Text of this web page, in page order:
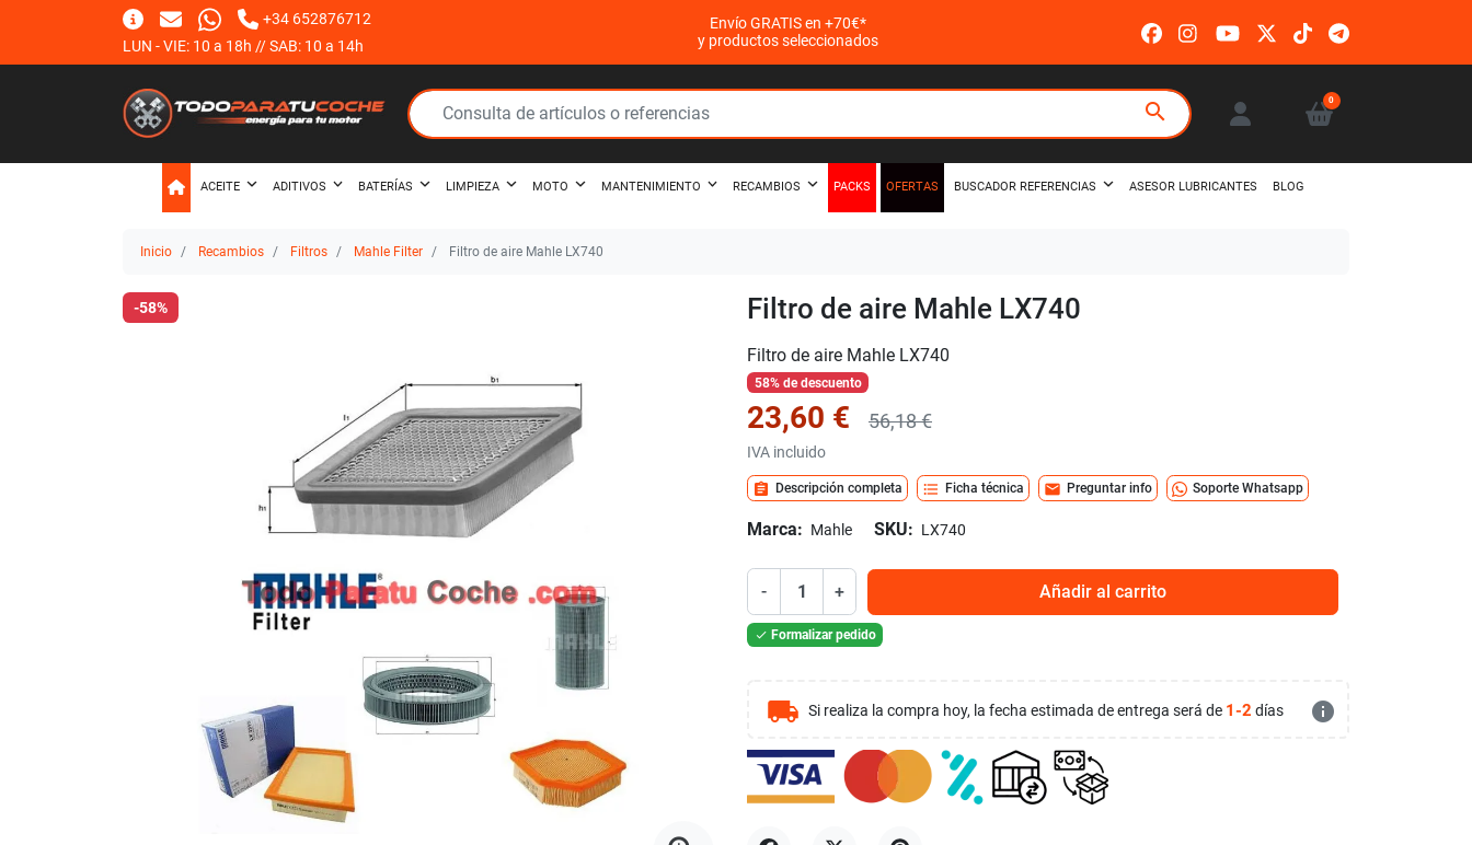
+34 652876712
LUN - VIE: 10 a 18h // SAB: 10 a 14h
Envío GRATIS en +70€*
y productos seleccionados
search 0
ACEITE ADITIVOS BATERÍAS LIMPIEZA MOTO MANTENIMIENTO RECAMBIOS PACKS OFERTAS BUSCADOR REFERENCIAS ASESOR LUBRICANTES BLOG
Inicio Recambios Filtros Mahle Filter Filtro de aire Mahle LX740
-58% Filtro de aire Mahle LX740
Filtro de aire Mahle LX740
58% de descuento
23,60 € 56,18 €
IVA incluido
assignment Descripción completa format_list_bulleted Ficha técnica mail Preguntar info Soporte Whatsapp
Marca: Mahle SKU: LX740
- + Añadir al carrito
 Formalizar pedido
local_shipping Si realiza la compra hoy, la fecha estimada de entrega será de 1-2 días info